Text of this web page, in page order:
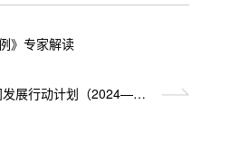
》专家解读
展行动计划（2024—